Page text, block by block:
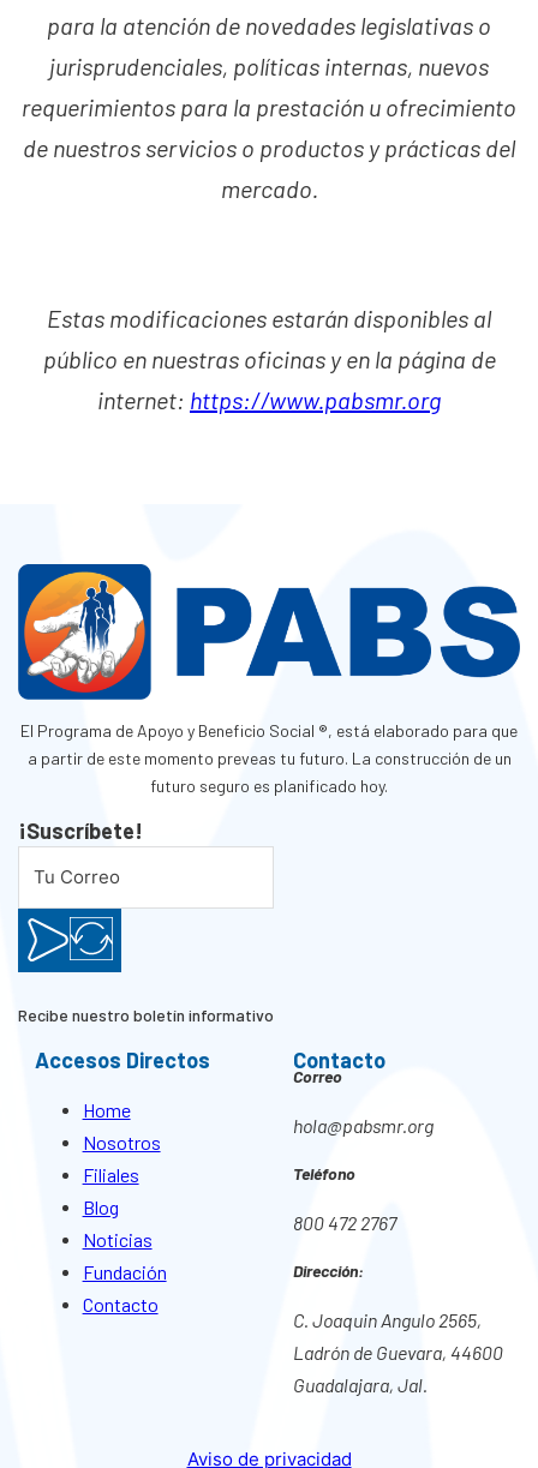
para la atención de novedades legislativas o
jurisprudenciales, políticas internas, nuevos
requerimientos para la prestación u ofrecimiento
de nuestros servicios o productos y prácticas del
mercado.
Estas modificaciones estarán disponibles al
público en nuestras oficinas y en la página de
internet: https://www.pabsmr.org
El Programa de Apoyo y Beneficio Social ®, está elaborado para que
a partir de este momento preveas tu futuro. La construcción de un
futuro seguro es planificado hoy.
¡Suscríbete!
Recibe nuestro boletín informativo
Accesos Directos
Home
Nosotros
Filiales
Blog
Noticias
Fundación
Contacto
Contacto
Correo
hola@pabsmr.org
Teléfono
800 472 2767
Dirección:
C. Joaquin Angulo 2565,
Ladrón de Guevara, 44600
Guadalajara, Jal.
Aviso de privacidad